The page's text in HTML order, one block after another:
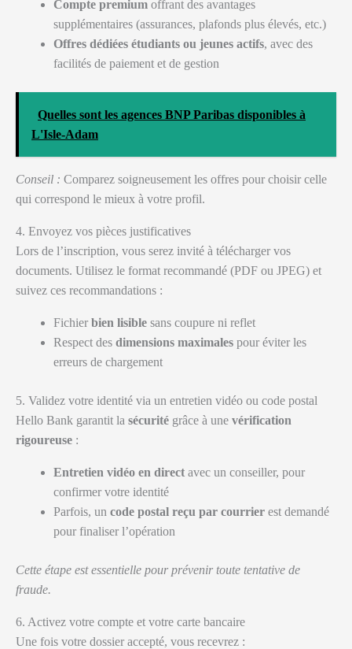
Compte premium offrant des avantages
supplémentaires (assurances, plafonds plus élevés, etc.)
Offres dédiées étudiants ou jeunes actifs, avec des
facilités de paiement et de gestion
Quelles sont les agences BNP Paribas disponibles à
L'Isle-Adam
Conseil : Comparez soigneusement les offres pour choisir celle
qui correspond le mieux à votre profil.
4. Envoyez vos pièces justificatives
Lors de l’inscription, vous serez invité à télécharger vos
documents. Utilisez le format recommandé (PDF ou JPEG) et
suivez ces recommandations :
Fichier bien lisible sans coupure ni reflet
Respect des dimensions maximales pour éviter les
erreurs de chargement
5. Validez votre identité via un entretien vidéo ou code postal
Hello Bank garantit la sécurité grâce à une vérification
rigoureuse :
Entretien vidéo en direct avec un conseiller, pour
confirmer votre identité
Parfois, un code postal reçu par courrier est demandé
pour finaliser l’opération
Cette étape est essentielle pour prévenir toute tentative de
fraude.
6. Activez votre compte et votre carte bancaire
Une fois votre dossier accepté, vous recevrez :